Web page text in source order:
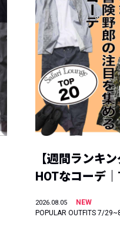
【週間ランキ
HOTなコーデ
2026.08.05
NEW
POPULAR OUTFITS 7/